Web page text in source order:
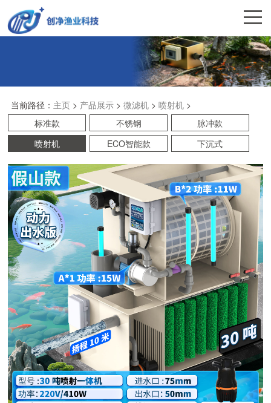
当前路径： 主页> 产品展示> 微滤机> 喷射机>
标准款
不锈钢
脉冲款
喷射机
ECO智能款 下沉式